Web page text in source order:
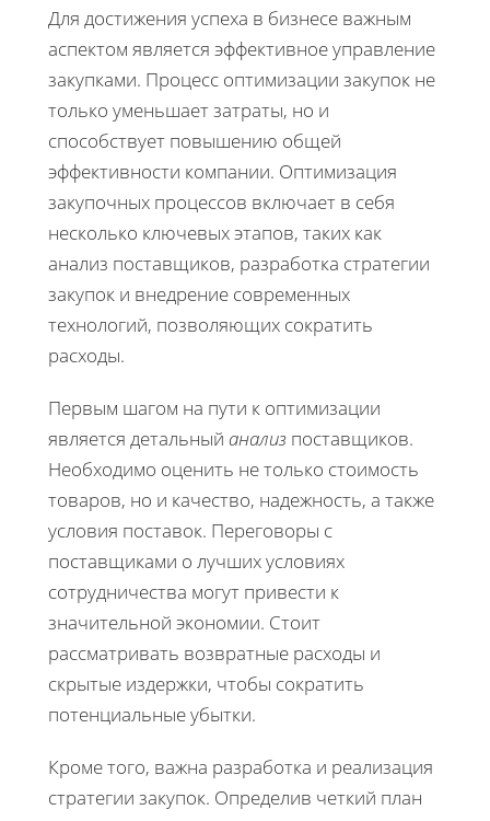
Для достижения успеха в бизнесе важным
аспектом является эффективное управление
закупками. Процесс оптимизации закупок не
только уменьшает затраты, но и
способствует повышению общей
эффективности компании. Оптимизация
закупочных процессов включает в себя
несколько ключевых этапов, таких как
анализ поставщиков, разработка стратегии
закупок и внедрение современных
технологий, позволяющих сократить
расходы.
Первым шагом на пути к оптимизации
является детальный анализ поставщиков.
Необходимо оценить не только стоимость
товаров, но и качество, надежность, а также
условия поставок. Переговоры с
поставщиками о лучших условиях
сотрудничества могут привести к
значительной экономии. Стоит
рассматривать возвратные расходы и
скрытые издержки, чтобы сократить
потенциальные убытки.
Кроме того, важна разработка и реализация
стратегии закупок. Определив четкий план